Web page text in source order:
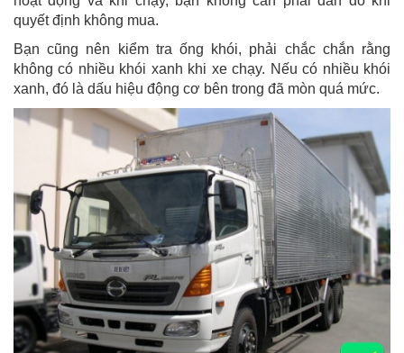
quyết định không mua.
Bạn cũng nên kiểm tra ống khói, phải chắc chắn rằng
không có nhiều khói xanh khi xe chạy. Nếu có nhiều khói
xanh, đó là dấu hiệu động cơ bên trong đã mòn quá mức.